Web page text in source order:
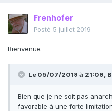
Frenhofer
Posté 5 juillet 2019
Bienvenue.
Le 05/07/2019 à 21:09,
Bien que je ne soit pas
favorable à une forte